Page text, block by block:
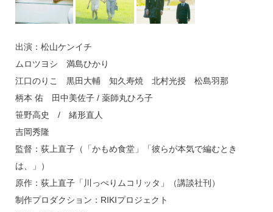
出演：松山ケンイチ
ムロツヨシ 満島ひかり
江口のりこ 黒田大輔 知久寿焼 北村光授 松島羽那
柄本 佑 田中美佐子 / 薬師丸ひろ子
笹野高史 / 緒形直人
吉岡秀隆
監督：荻上直子（「かもめ食堂」「彼らが本気で編むとき
は、」）
原作：荻上直子「川っぺりムコリッタ」（講談社刊）
制作プロダクション：RIKIプロジェクト